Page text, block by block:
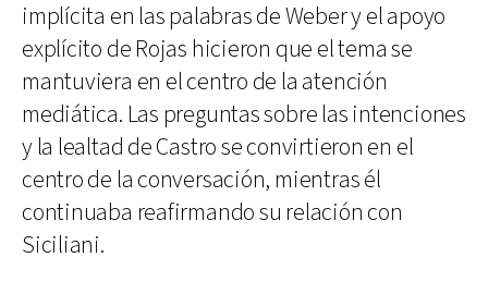
implícita en las palabras de Weber y el apoyo
explícito de Rojas hicieron que el tema se
mantuviera en el centro de la atención
mediática. Las preguntas sobre las intenciones
y la lealtad de Castro se convirtieron en el
centro de la conversación, mientras él
continuaba reafirmando su relación con
Siciliani.